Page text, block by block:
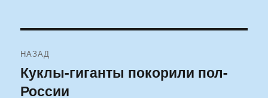
по
записям
НАЗАД
Предыдущая
запись:
Куклы-гиганты покорили пол-
России